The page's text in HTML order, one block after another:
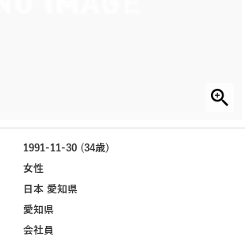
1991-11-30 (34歳)
女性
日本 愛知県
愛知県
会社員